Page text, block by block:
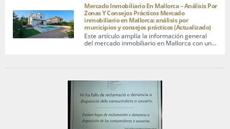
Mercado Inmobiliario En Mallorca – Análisis Por
Zonas Y Consejos Prácticos Mercado
inmobiliario en Mallorca: análisis por
municipios y consejos prácticos (Actualizado)
Este artículo amplía la información general
del mercado inmobiliario en Mallorca con un…